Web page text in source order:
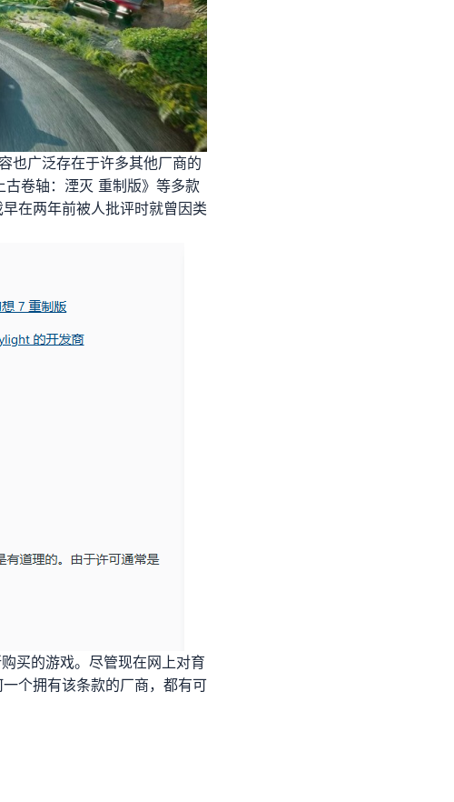
也广泛存在于许多其他厂商的
卷轴：湮灭 重制版》等多款
在两年前被人批评时就曾因类
买的游戏。尽管现在网上对育
个拥有该条款的厂商，都有可